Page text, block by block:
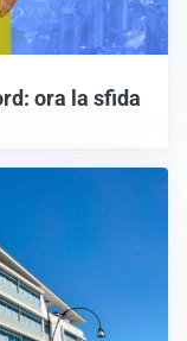
ora la sfida